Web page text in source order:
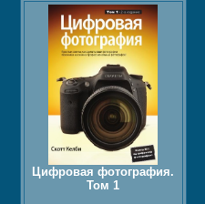
Цифровая фотография.
Том 1